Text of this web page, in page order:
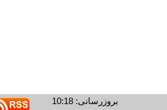
بروزرسانی: 10:18